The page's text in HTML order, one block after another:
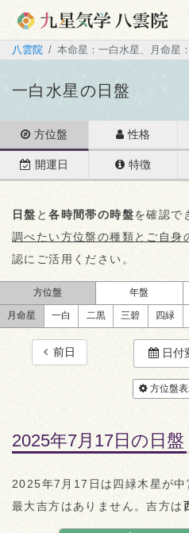
八雲院 本命星：一白水星、月命星
一白水星の日盤
方位盤 性格
開運日 特徴
日盤 と各時間帯の時盤を確認で
調べたい方位盤の種類とご自身
認にご活用ください。
方位盤 年盤
月命星 一白 二黒 三碧 四緑
前日 日付
方位盤
2025年7月17日の日盤
2025年7月17日は四緑木星が中
最大吉方はありません。吉方は